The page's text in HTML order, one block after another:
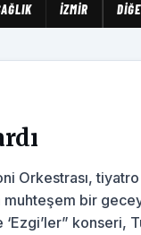
İZMİR
Orkestrası,
muhteşem bir
konseri,